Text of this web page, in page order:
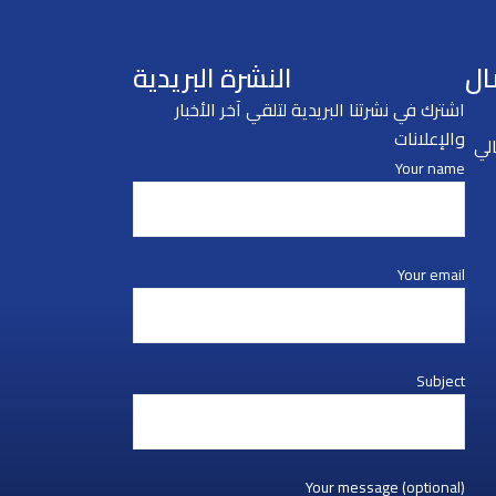
النشرة البريدية
اشترك في نشرتنا البريدية لتلقي آخر الأخبار
والإعلانات
Your name
Your email
Subject
Your message (optional)